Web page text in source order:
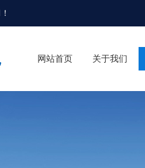
！
网站首页 关于我们